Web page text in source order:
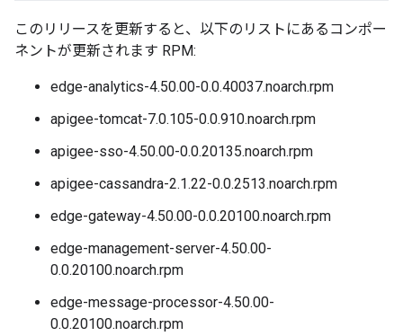
このリリースを更新すると、以下のリストにあるコンポー
ネントが更新されます RPM:
edge-analytics-4.50.00-0.0.40037.noarch.rpm
apigee-tomcat-7.0.105-0.0.910.noarch.rpm
apigee-sso-4.50.00-0.0.20135.noarch.rpm
apigee-cassandra-2.1.22-0.0.2513.noarch.rpm
edge-gateway-4.50.00-0.0.20100.noarch.rpm
edge-management-server-4.50.00-
0.0.20100.noarch.rpm
edge-message-processor-4.50.00-
0.0.20100.noarch.rpm